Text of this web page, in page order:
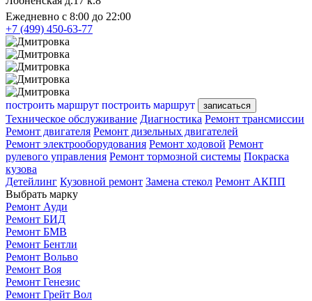
Ежедневно с 8:00 до 22:00
+7 (499) 450-63-77
построить маршрут построить маршрут записаться
Техническое обслуживание Диагностика Ремонт трансмиссии
Ремонт двигателя Ремонт дизельных двигателей
Ремонт электрооборудования Ремонт ходовой Ремонт
рулевого управления Ремонт тормозной системы Покраска
кузова
Детейлинг Кузовной ремонт Замена стекол Ремонт АКПП
Выбрать марку
Ремонт Ауди
Ремонт БИД
Ремонт БМВ
Ремонт Бентли
Ремонт Вольво
Ремонт Воя
Ремонт Генезис
Ремонт Грейт Вол